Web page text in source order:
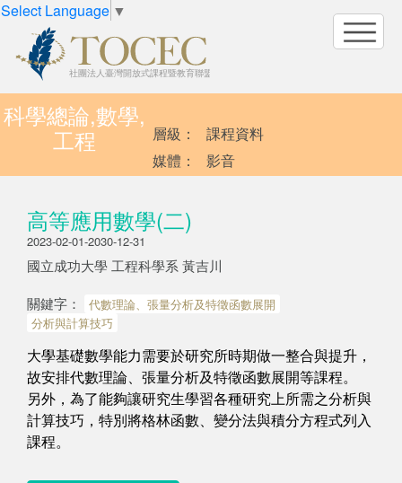
Select Language ▼
科學總論,數學,
工程
層級：
課程資料
媒體：
影音
高等應用數學(二)
2023-02-01-2030-12-31
國立成功大學 工程科學系 黃吉川
關鍵字：
代數理論、張量分析及特徵函數展開
分析與計算技巧
大學基礎數學能力需要於研究所時期做一整合與提升，
故安排代數理論、張量分析及特徵函數展開等課程。
另外，為了能夠讓研究生學習各種研究上所需之分析與
計算技巧，特別將格林函數、變分法與積分方程式列入
課程。